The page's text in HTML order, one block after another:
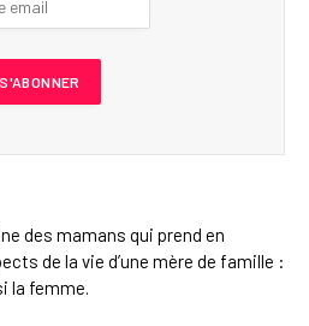
des mamans qui prend en
de la vie d’une mère de famille :
la femme.